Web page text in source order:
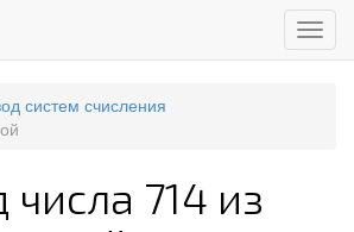
Меню
систем счисления
714 из